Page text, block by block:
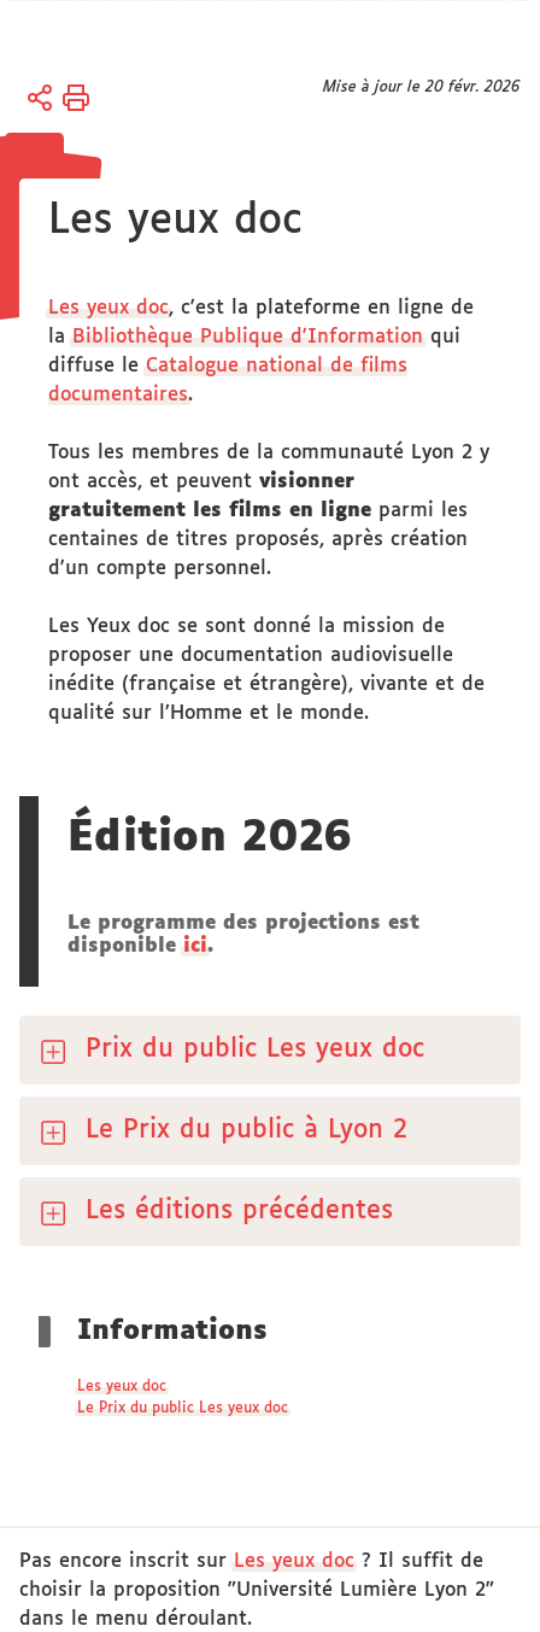
Vous
Accueil
Culture
Prix
Public
Mise à jour le 20 févr. 2026
Les yeux doc
Les yeux doc, c'est la plateforme en ligne de
la Bibliothèque Publique d'Information qui
diffuse le Catalogue national de films
documentaires.
Tous les membres de la communauté Lyon 2 y
ont accès, et peuvent visionner
gratuitement les films en ligne parmi les
centaines de titres proposés, après création
d'un compte personnel.
Les Yeux doc se sont donné la mission de
proposer une documentation audiovisuelle
inédite (française et étrangère), vivante et de
qualité sur l’Homme et le monde.
Édition 2026
Le programme des projections est
disponible ici.
Prix du public Les yeux doc
Le Prix du public à Lyon 2
Les éditions précédentes
Informations
Les yeux doc
Le Prix du public Les yeux doc
Pas encore inscrit sur Les yeux doc ? Il suffit de
choisir la proposition "Université Lumière Lyon 2"
dans le menu déroulant.